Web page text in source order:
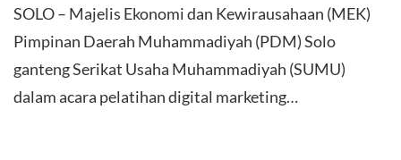
SOLO – Majelis Ekonomi dan Kewirausahaan (MEK)
Pimpinan Daerah Muhammadiyah (PDM) Solo
ganteng Serikat Usaha Muhammadiyah (SUMU)
dalam acara pelatihan digital marketing…